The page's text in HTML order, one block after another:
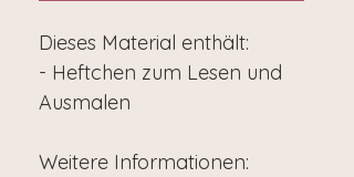
Dieses Material enthält:
- Heftchen zum Lesen und
Ausmalen
Weitere Informationen: